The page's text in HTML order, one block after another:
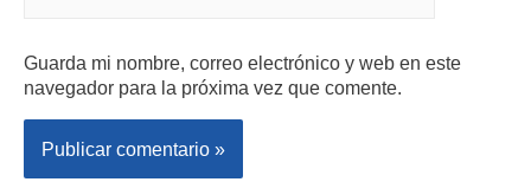
Guarda mi nombre, correo electrónico y web en este
navegador para la próxima vez que comente.